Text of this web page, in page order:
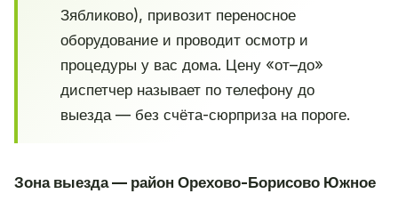
Зябликово), привозит переносное
оборудование и проводит осмотр и
процедуры у вас дома. Цену «от–до»
диспетчер называет по телефону до
выезда — без счёта-сюрприза на пороге.
Зона выезда — район Орехово-Борисово Южное